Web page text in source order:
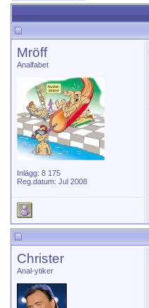
Mröff
Analfabet
Inlägg: 8 175
Reg.datum: Jul 2008
Christer
Anal-ytiker